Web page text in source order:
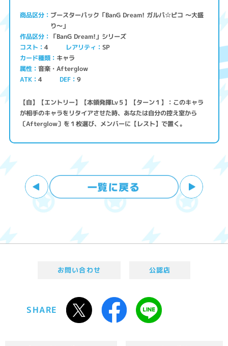
商品区分 ブースターパック「BanG Dream! ガルパ☆ピコ ～大盛
り～」
作品区分 「BanG Dream!」シリーズ
コスト 4 レアリティ SP
カード種類 キャラ
属性 音楽・Afterglow
ATK 4 DEF 9
【自】【エントリー】【本領発揮Lv５】【ターン１】：このキャラ
が相手のキャラをリタイアさせた時、あなたは自分の控え室から
〔Afterglow〕を１枚選び、メンバーに【レスト】で置く。
お問い合わせ 公認店
SHARE